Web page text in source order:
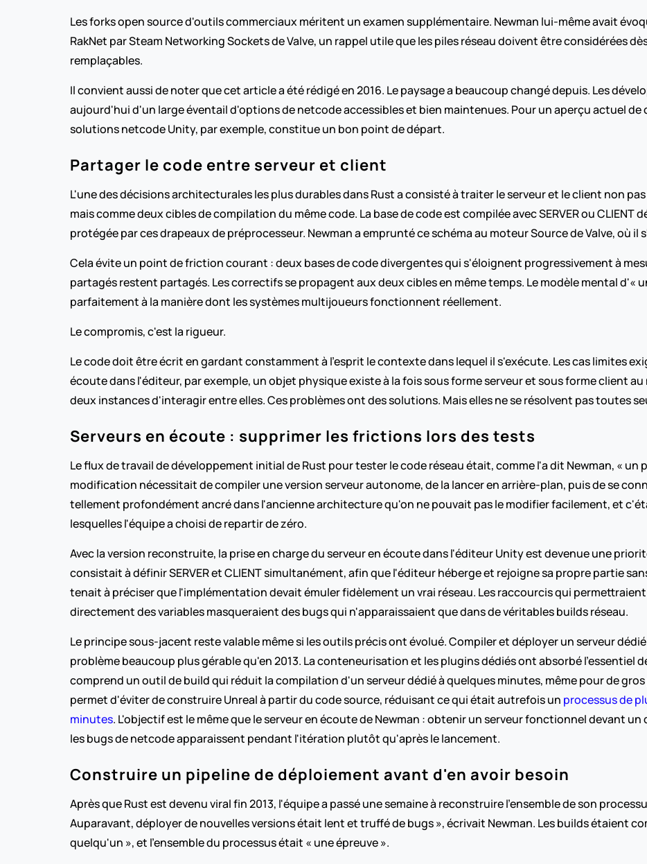
Les forks open source d'outils commerciaux méritent un examen supplémentaire. Newman lui-même avait
RakNet par Steam Networking Sockets de Valve, un rappel utile que les piles réseau doivent être considérées
remplaçables.
Il convient aussi de noter que cet article a été rédigé en 2016. Le paysage a beaucoup changé depuis. Les
aujourd'hui d'un large éventail d'options de netcode accessibles et bien maintenues. Pour un aperçu actuel de
solutions netcode Unity, par exemple, constitue un bon point de départ.
Partager le code entre serveur et client
L'une des décisions architecturales les plus durables dans Rust a consisté à traiter le serveur et le client non
mais comme deux cibles de compilation du même code. La base de code est compilée avec SERVER ou
protégée par ces drapeaux de préprocesseur. Newman a emprunté ce schéma au moteur Source de Valve, où
Cela évite un point de friction courant : deux bases de code divergentes qui s'éloignent progressivement à
partagés restent partagés. Les correctifs se propagent aux deux cibles en même temps. Le modèle mental d'«
parfaitement à la manière dont les systèmes multijoueurs fonctionnent réellement.
Le compromis, c'est la rigueur.
Le code doit être écrit en gardant constamment à l'esprit le contexte dans lequel il s'exécute. Les cas limites
écoute dans l'éditeur, par exemple, un objet physique existe à la fois sous forme serveur et sous forme client
deux instances d'interagir entre elles. Ces problèmes ont des solutions. Mais elles ne se résolvent pas toutes
Serveurs en écoute : supprimer les frictions lors des tests
Le flux de travail de développement initial de Rust pour tester le code réseau était, comme l'a dit Newman, « un
modification nécessitait de compiler une version serveur autonome, de la lancer en arrière-plan, puis de se
tellement profondément ancré dans l'ancienne architecture qu'on ne pouvait pas le modifier facilement, et
lesquelles l'équipe a choisi de repartir de zéro.
Avec la version reconstruite, la prise en charge du serveur en écoute dans l'éditeur Unity est devenue une
consistait à définir SERVER et CLIENT simultanément, afin que l'éditeur héberge et rejoigne sa propre partie
tenait à préciser que l'implémentation devait émuler fidèlement un vrai réseau. Les raccourcis qui
directement des variables masqueraient des bugs qui n'apparaissaient que dans de véritables builds réseau.
Le principe sous-jacent reste valable même si les outils précis ont évolué. Compiler et déployer un serveur
problème beaucoup plus gérable qu'en 2013. La conteneurisation et les plugins dédiés ont absorbé l'essentiel
comprend un outil de build qui réduit la compilation d'un serveur dédié à quelques minutes, même pour de
permet d'éviter de construire Unreal à partir du code source, réduisant ce qui était autrefois un processus de
minutes. L'objectif est le même que le serveur en écoute de Newman : obtenir un serveur fonctionnel devant
les bugs de netcode apparaissent pendant l'itération plutôt qu'après le lancement.
Construire un pipeline de déploiement avant d'en avoir besoin
Après que Rust est devenu viral fin 2013, l'équipe a passé une semaine à reconstruire l'ensemble de son
Auparavant, déployer de nouvelles versions était lent et truffé de bugs », écrivait Newman. Les builds étaient
quelqu'un », et l'ensemble du processus était « une épreuve ».